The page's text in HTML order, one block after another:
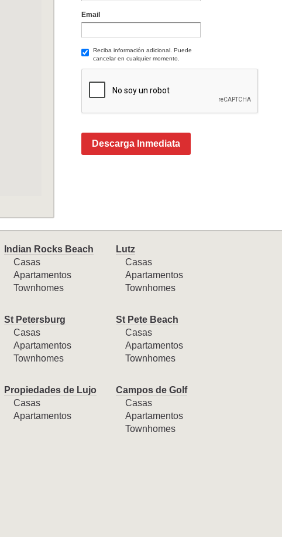
Email
Reciba información adicional. Puede
cancelar en cualquier momento.
Descarga Inmediata
Indian Rocks Beach
Casas
Apartamentos
Townhomes
Lutz
Casas
Apartamentos
Townhomes
St Petersburg
Casas
Apartamentos
Townhomes
St Pete Beach
Casas
Apartamentos
Townhomes
Propiedades de Lujo
Casas
Apartamentos
Campos de Golf
Casas
Apartamentos
Townhomes